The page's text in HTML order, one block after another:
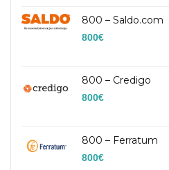
800 – Saldo.com
800€
800 – Credigo
800€
800 – Ferratum
800€